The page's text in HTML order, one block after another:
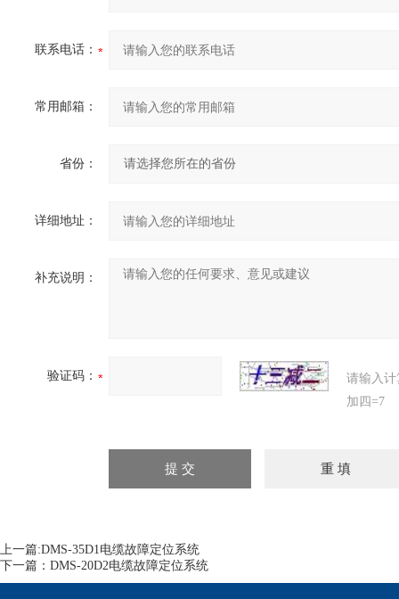
联系电话：
常用邮箱：
省份：
详细地址：
补充说明：
验证码：
请输入
加四=7
上一篇:DMS-35D1电缆故障定位系统
下一篇： DMS-20D2电缆故障定位系统